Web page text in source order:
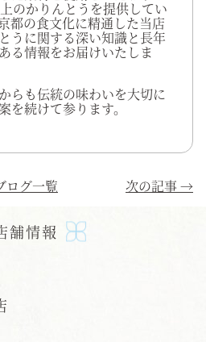
のかりんとうを提供してい
都の食文化に精通した当店
うに関する深い知識と長年
る情報をお届けいたしま
らも伝統の味わいを大切に
を続けて参ります。
ログ一覧 次の記事→
舗情報